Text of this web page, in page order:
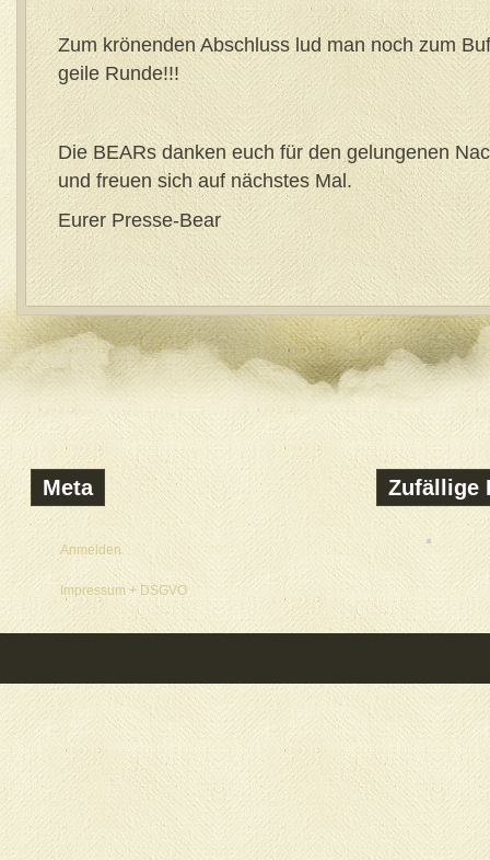
Zum krönenden Abschluss lud man noch zum
geile Runde!!!
Die BEARs danken euch für den gelungenen
und freuen sich auf nächstes Mal.
Eurer Presse-Bear
Meta
Anmelden
Impressum + DSGVO
Zufällige